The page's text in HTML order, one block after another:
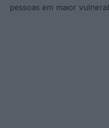
pessoas em maior